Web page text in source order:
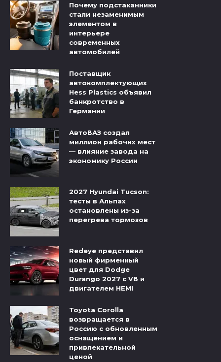
Почему подстаканники
стали незаменимым
элементом в
интерьере
современных
автомобилей
Поставщик
автокомплектующих
Hess Plastics объявил
банкротство в
Германии
АвтоВАЗ создал
миллион рабочих мест
— влияние завода на
экономику России
2027 Hyundai Tucson:
тесты в Альпах
остановлены из-за
перегрева тормозов
Redeye представил
новый фирменный
цвет для Dodge
Durango 2027 с V8 и
двигателем HEMI
Toyota Corolla
возвращается в
Россию с обновленным
оснащением и
привлекательной
ценой